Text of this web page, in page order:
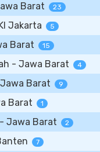
Barat 23
Jakarta 5
Barat 15
- Jawa Barat 4
Barat 9
Barat 1
Jawa Barat 2
7